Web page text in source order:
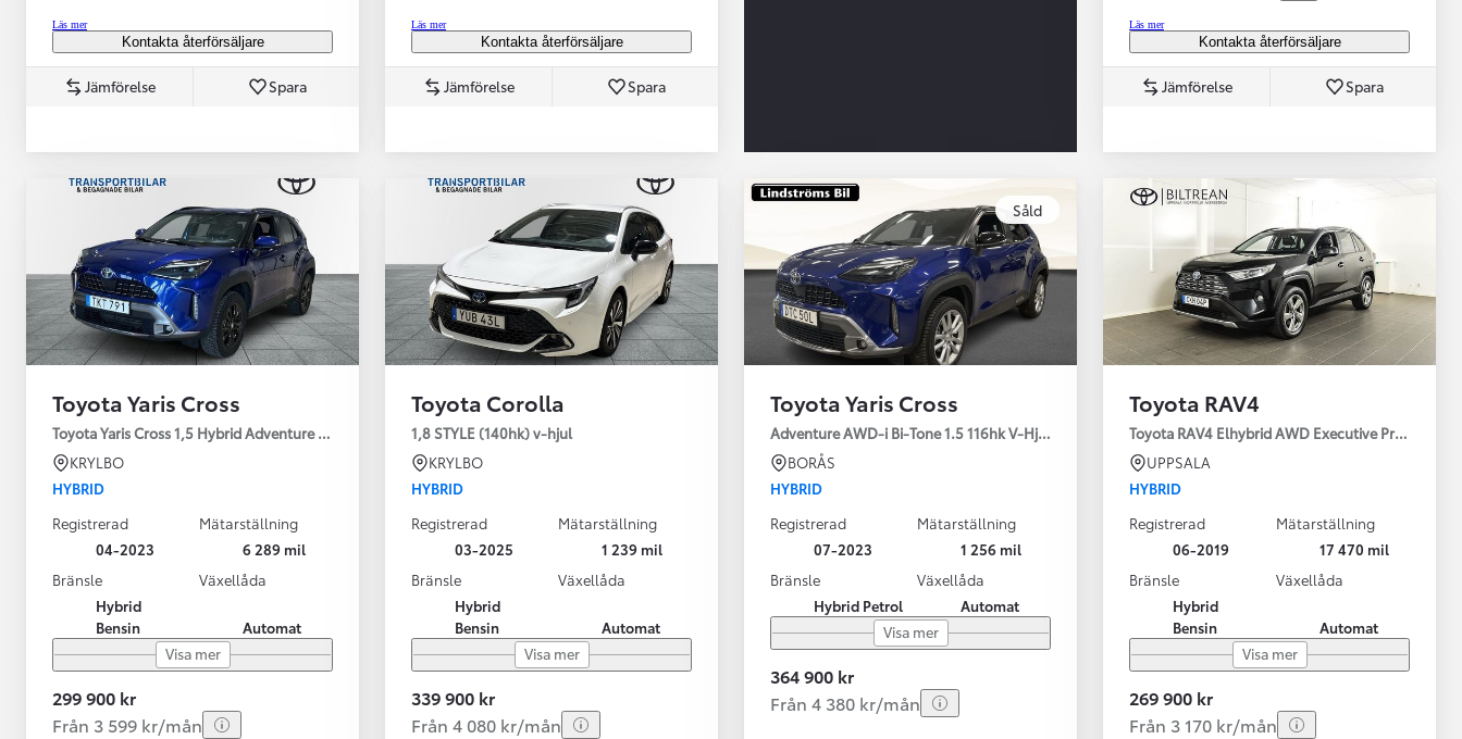
Från 360 900 kr
Från 3 548 kr/mån
Easy Billån
Från 350 900 kr
Från 3 450 kr/mån
Easy Billån
Toyota GR Supra
BENSIN
Nya GR GT
The soul lives on
Läs mer
Kontakta återförsäljare
Jämförelse Spara
Läs mer
Kontakta återförsäljare
Jämförelse Spara
Läs mer
Kontakta återförsäljare
Jämförelse Spara
Toyota Yaris Cross
Toyota Yaris Cross 1,5 Hybrid Adventure Drag V-Hjul
KRYLBO
HYBRID
Registrerad
04-2023
Mätarställning
6 289 mil
Bränsle
Hybrid
Bensin
Växellåda
Automat
Visa mer
299 900 kr
Från 3 599 kr/mån
Toyota Corolla
1,8 STYLE (140hk) v-hjul
KRYLBO
HYBRID
Registrerad
03-2025
Mätarställning
1 239 mil
Bränsle
Hybrid
Bensin
Växellåda
Automat
Visa mer
339 900 kr
Från 4 080 kr/mån
Såld
Toyota Yaris Cross
Adventure AWD-i Bi-Tone 1.5 116hk V-Hjul Drag JBL
BORÅS
HYBRID
Registrerad
07-2023
Mätarställning
1 256 mil
Bränsle
Hybrid Petrol
Växellåda
Automat
Visa mer
364 900 kr
Från 4 380 kr/mån
Toyota RAV4
Toyota RAV4 Elhybrid AWD Executive Premium
UPPSALA
HYBRID
Registrerad
06-2019
Mätarställning
17 470 mil
Bränsle
Hybrid
Bensin
Växellåda
Automat
Visa mer
269 900 kr
Från 3 170 kr/mån